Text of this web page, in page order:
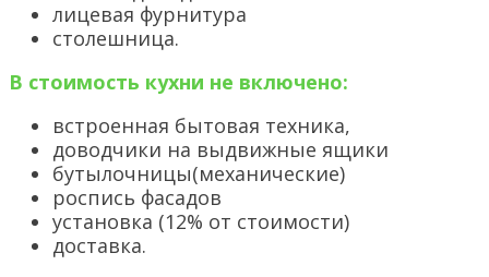
лицевая фурнитура
столешница.
В стоимость кухни не включено:
встроенная бытовая техника,
доводчики на выдвижные ящики
бутылочницы(механические)
роспись фасадов
установка (12% от стоимости)
доставка.